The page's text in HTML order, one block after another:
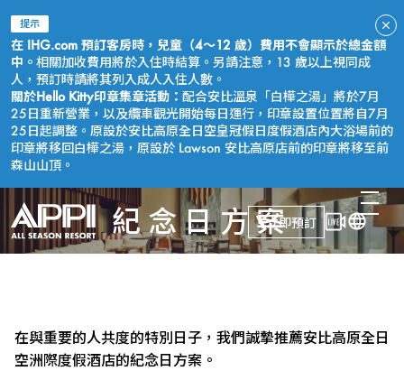
提示
在 IHG.com 預訂客房時，兒童（4～12 歲）費用不會顯示於總金額
中。 相關加收費用將於入住時結算。另請注意，13 歲以上視同成
人，預訂時請將其列入成人入住人數。
關於Hello Kitty印章集章活動： 配合安比溫泉「白樺之湯」將於7月
25日重新營業，以及纜車觀光開始每日運行，印章設置位置將自7月
25日起調整。原設於安比高原全日空皇冠假日度假酒店內大浴場前的
印章將移回白樺之湯，原設於 Lawson 安比高原店前的印章將移至前
森山山頂。
立即預訂
紀念日方案
在與重要的人共度的特別日子，我們誠摯推薦安比高原全日
空洲際度假酒店的紀念日方案。